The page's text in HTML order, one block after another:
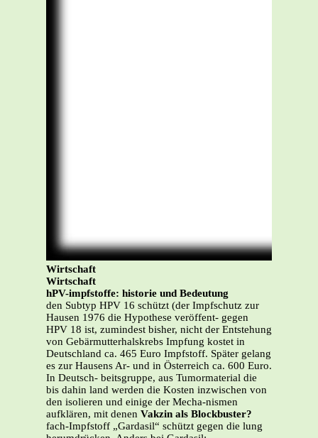
Wirtschaft
Wirtschaft
hPV-impfstoffe: historie und Bedeutung
den Subtyp HPV 16 schützt (der Impfschutz zur
Hausen 1976 die Hypothese veröffent- gegen
HPV 18 ist, zumindest bisher, nicht der Entstehung
von Gebärmutterhalskrebs Impfung kostet in
Deutschland ca. 465 Euro Impfstoff. Später gelang
es zur Hausens Ar- und in Österreich ca. 600 Euro.
In Deutsch- beitsgruppe, aus Tumormaterial die
bis dahin land werden die Kosten inzwischen von
den isolieren und einige der Mecha-nismen
aufklären, mit denen Vakzin als Blockbuster?
fach-Impfstoff „Gardasil“ schützt gegen die lung